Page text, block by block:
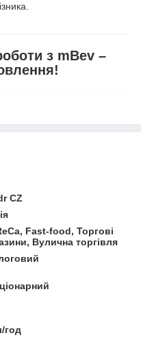
з mBev –
CZ
Fast-food, Торгові
Вулична торгівля
год